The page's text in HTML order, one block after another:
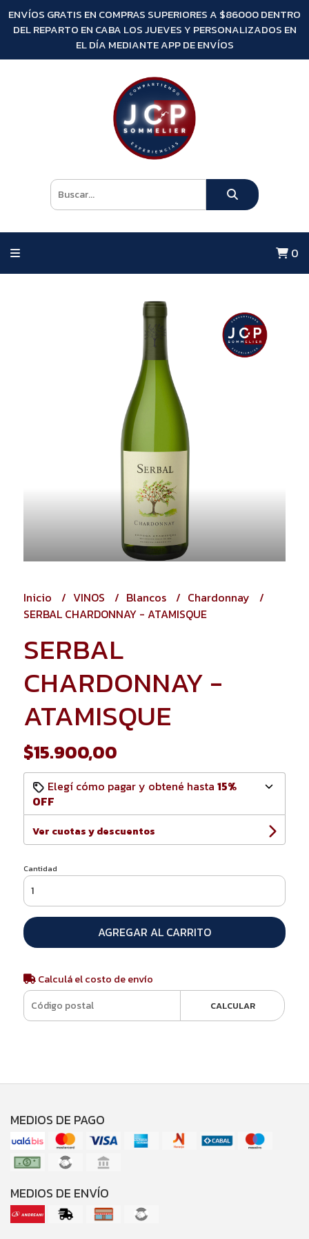
ENVÍOS GRATIS EN COMPRAS SUPERIORES A $86000 DENTRO
DEL REPARTO EN CABA LOS JUEVES Y PERSONALIZADOS EN
EL DÍA MEDIANTE APP DE ENVÍOS
0
Inicio VINOS Blancos
Chardonnay
SERBAL CHARDONNAY - ATAMISQUE
SERBAL
CHARDONNAY -
ATAMISQUE
$15.900,00
Elegí cómo pagar y obtené hasta 15%
OFF
Ver cuotas y descuentos
Cantidad
AGREGAR AL CARRITO
Calculá el costo de envío
CALCULAR
MEDIOS DE PAGO
MEDIOS DE ENVÍO